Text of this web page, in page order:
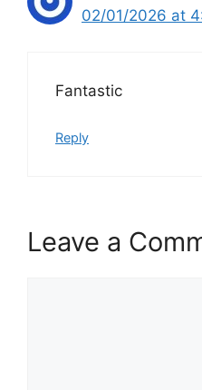
02/01/2026 at
Fantastic
Reply
Leave a